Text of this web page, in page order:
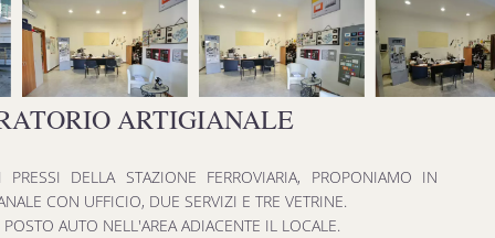
ARTIGIANALE
DELLA STAZIONE FERROVIARIA, PROPONIAMO IN
CON UFFICIO, DUE SERVIZI E TRE VETRINE.
AUTO NELL'AREA ADIACENTE IL LOCALE.